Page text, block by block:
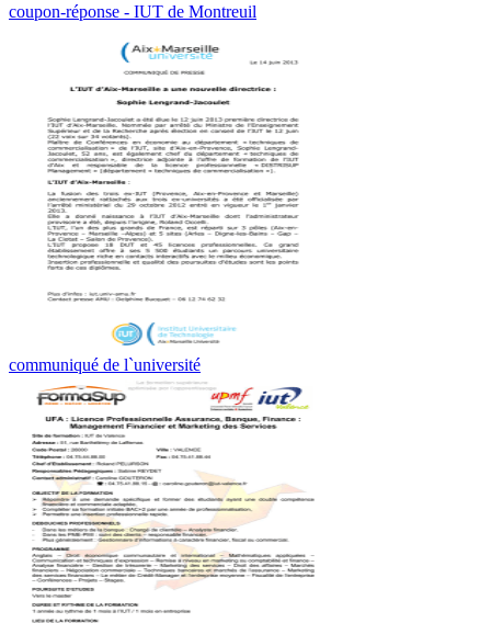
coupon-réponse - IUT de Montreuil
communiqué de l`université